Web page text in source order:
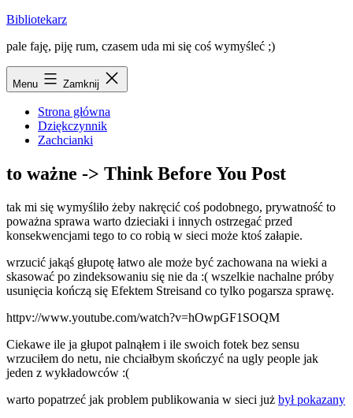
Przejdź
treści
Bibliotekarz
pale faję, piję rum, czasem uda mi się coś wymyśleć ;)
Menu Zamknij
Strona główna
Dziękczynnik
Zachcianki
to ważne -> Think Before You Post
tak mi się wymyśliło żeby nakręcić coś podobnego, prywatność to
poważna sprawa warto dzieciaki i innych ostrzegać przed
konsekwencjami tego to co robią w sieci może ktoś załapie.
wrzucić jakąś głupotę łatwo ale może być zachowana na wieki a
skasować po zindeksowaniu się nie da :( wszelkie nachalne próby
usunięcia kończą się Efektem Streisand co tylko pogarsza sprawę.
httpv://www.youtube.com/watch?v=hOwpGF1SOQM
Ciekawe ile ja głupot palnąłem i ile swoich fotek bez sensu
wrzuciłem do netu, nie chciałbym skończyć na ugly people jak
jeden z wykładowców :(
warto popatrzeć jak problem publikowania w sieci już był pokazany